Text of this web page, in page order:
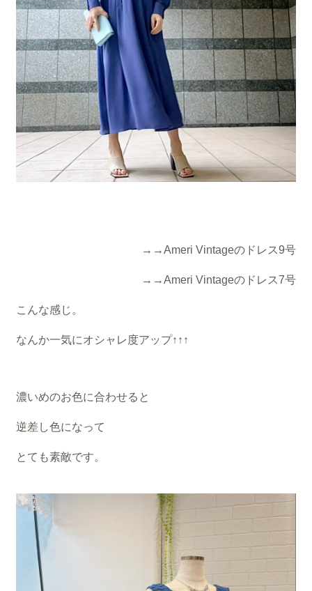
→ →Ameri Vintageのドレス9号
→ →Ameri Vintageのドレス7号
こんな感じ。
なんか一気にオシャレ度アップ↑↑↑
濃いめのお色に合わせると
逆差し色になって
とても素敵です。